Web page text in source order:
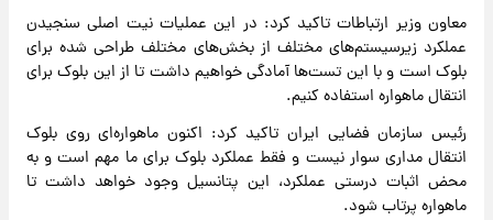
معاون وزیر ارتباطات تاکید کرد: در این عملیات نیت اصلی سنجیدن
عملکرد زیرسیستم‌های مختلف از بخش‌های مختلف طراحی شده برای
بلوک است و با این تست‌ها آمادگی خواهیم داشت تا از این بلوک برای
انتقال ماهواره استفاده کنیم.
رئیس سازمان فضایی ایران تاکید کرد: اکنون ماهواره‌ای روی بلوک
انتقال مداری سوار نیست و فقط عملکرد بلوک برای ما مهم است و به
محض اثبات درستی عملکرد، این پتانسیل وجود خواهد داشت تا
ماهواره پرتاب شود.